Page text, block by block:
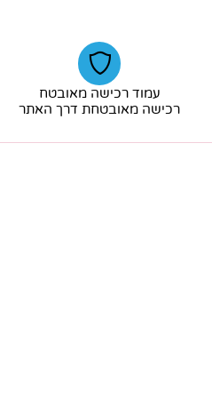
עמוד רכישה מאובטח
רכישה מאובטחת דרך האתר